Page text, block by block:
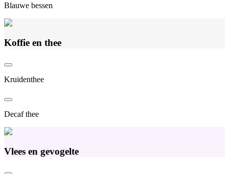
Blauwe bessen
Koffie en thee
Kruidenthee
Decaf thee
Vlees en gevogelte